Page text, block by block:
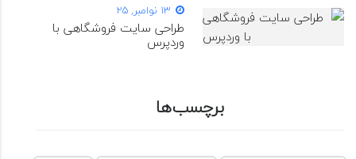
13 نوامبر, 25
طراحی سایت فروشگاهی با
وردپرس
برچسب‌ها